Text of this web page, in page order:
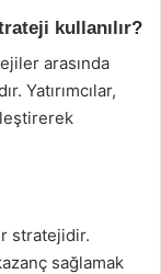
kullanılır?
arasında
Yatırımcılar,
stratejidir.
sağlamak